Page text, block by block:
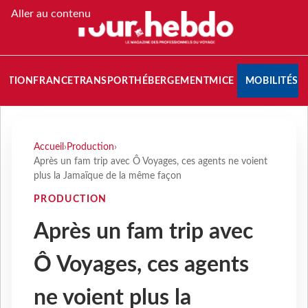
Aller au contenu
FRANCETRANSPORT HÉBERGEMENTMICE MOBILITÉS
Accueil › Production›
Après un fam trip avec Ô Voyages, ces agents ne voient
plus la Jamaïque de la même façon
PRODUCTION
Après un fam trip avec
Ô Voyages, ces agents
ne voient plus la